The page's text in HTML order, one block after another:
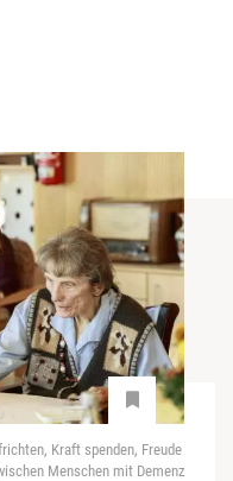
Kraft spenden, Freude
Menschen mit Demenz